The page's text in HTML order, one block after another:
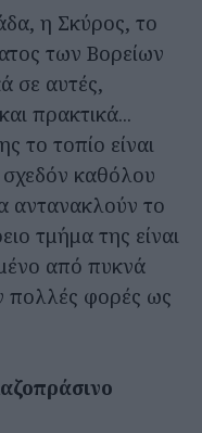
η Σκύρος, το
των Βορείων
σε αυτές,
πρακτικά...
το τοπίο είναι
σχεδόν καθόλου
αντανακλούν το
τμήμα της είναι
από πυκνά
πολλές φορές ως